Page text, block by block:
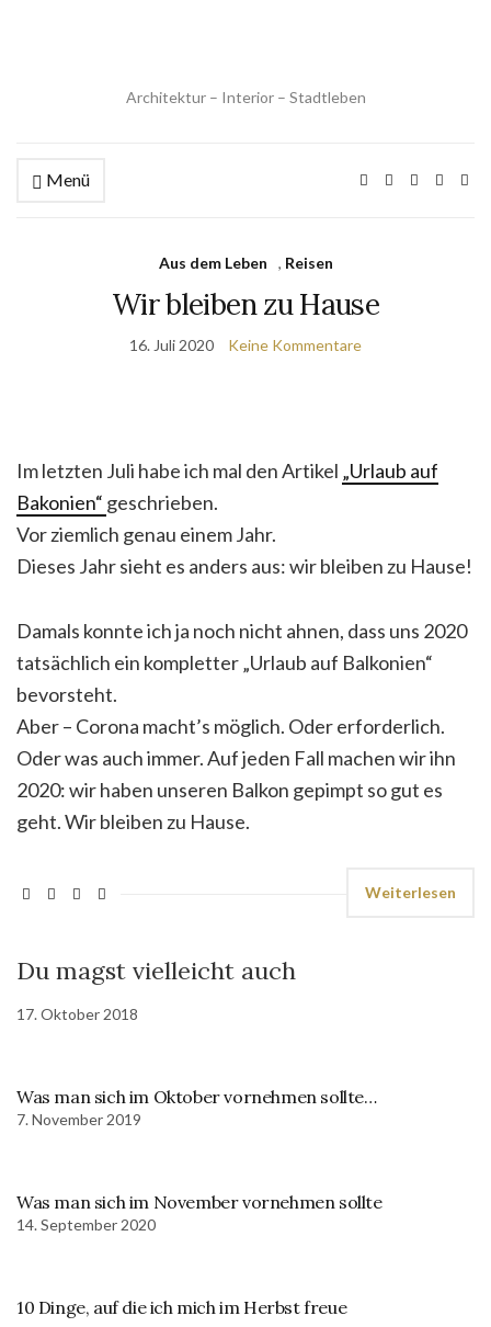
Architektur – Interior – Stadtleben
Menü
Aus dem Leben , Reisen
Wir bleiben zu Hause
16. Juli 2020 Keine Kommentare
Im letzten Juli habe ich mal den Artikel „Urlaub auf
Bakonien“ geschrieben.
Vor ziemlich genau einem Jahr.
Dieses Jahr sieht es anders aus: wir bleiben zu Hause!
Damals konnte ich ja noch nicht ahnen, dass uns 2020
tatsächlich ein kompletter „Urlaub auf Balkonien“
bevorsteht.
Aber – Corona macht’s möglich. Oder erforderlich.
Oder was auch immer. Auf jeden Fall machen wir ihn
2020: wir haben unseren Balkon gepimpt so gut es
geht. Wir bleiben zu Hause.
Weiterlesen
Du magst vielleicht auch
17. Oktober 2018
Was man sich im Oktober vornehmen sollte…
7. November 2019
Was man sich im November vornehmen sollte
14. September 2020
10 Dinge, auf die ich mich im Herbst freue